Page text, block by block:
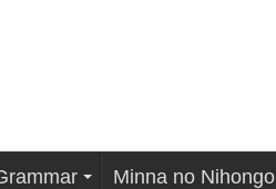
Minna no Nihongo